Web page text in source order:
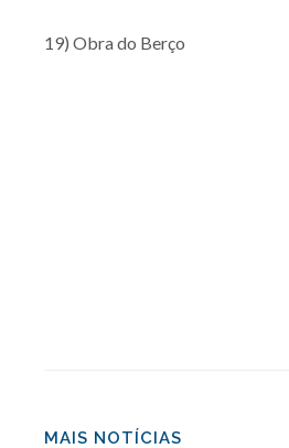
19) Obra do Berço
MAIS NOTÍCIAS